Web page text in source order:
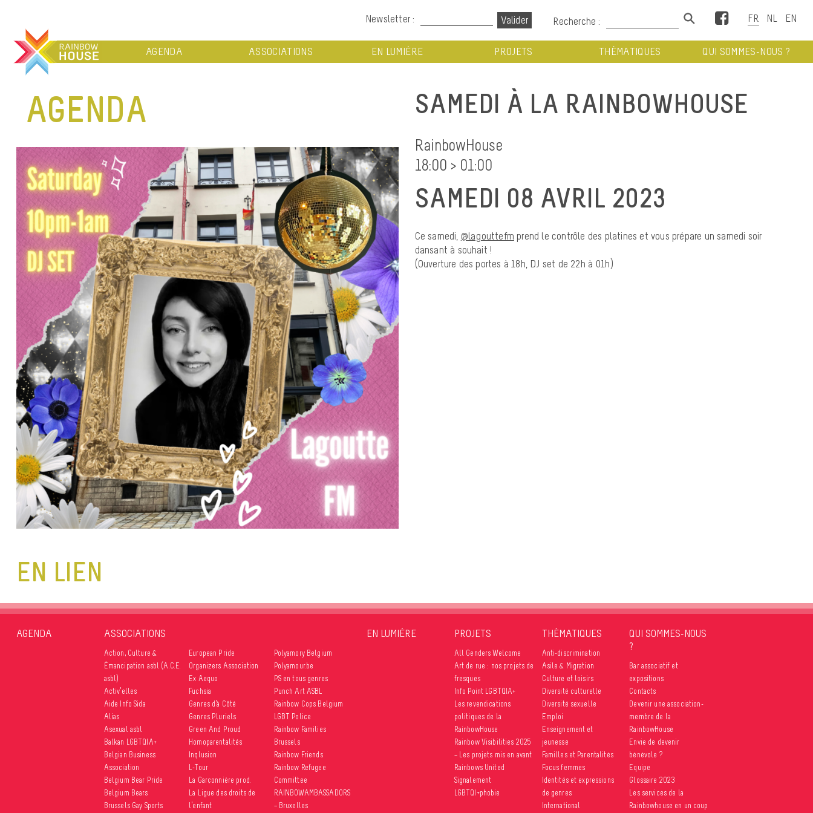
Newsletter : Recherche : Facebook
AGENDA ASSOCIATIONS EN LUMIÈRE PROJETS THÉMATIQUES QUI SOMMES-NOUS ?
AGENDA SAMEDI À LA RAINBOWHOUSE
RainbowHouse
18:00 > 01:00
SAMEDI 08 AVRIL 2023
Ce samedi, @lagouttefm prend le contrôle des platines et vous prépare un samedi soir
dansant à souhait !
(Ouverture des portes à 18h, DJ set de 22h à 01h)
EN LIEN
AGENDA ASSOCIATIONS
Action, Culture &
Émancipation asbl (A.C.E.
asbl)
Activ’elles
Aide Info Sida
Alias
Asexual asbl
Balkan LGBTQIA+
Belgian Business
Association
Belgium Bear Pride
Belgium Bears
Brussels Gay Sports
European Pride
Organizers Association
Ex Aequo
Fuchsia
Genres d’à Côté
Genres Pluriels
Green And Proud
Homoparentalités
Inqlusion
L-Tour
La Garçonnière prod.
La Ligue des droits de
l’enfant
Polyamory Belgium
Polyamour.be
PS en tous genres
Punch Art ASBL
Rainbow Cops Belgium
LGBT Police
Rainbow Families
Brussels
Rainbow Friends
Rainbow Refugee
Committee
RAINBOWAMBASSADORS
– Bruxelles
EN LUMIÈRE PROJETS
All Genders Welcome
Art de rue : nos projets de
fresques
Info Point LGBTQIA+
Les revendications
politiques de la
RainbowHouse
Rainbow Visibilities 2025
– Les projets mis en avant
Rainbows United
Signalement
LGBTQI+phobie
THÉMATIQUES
Anti-discrimination
Asile & Migration
Culture et loisirs
Diversité culturelle
Diversité sexuelle
Emploi
Enseignement et
jeunesse
Familles et Parentalités
Focus femmes
Identités et expressions
de genres
International
QUI SOMMES-NOUS
?
Bar associatif et
expositions
Contacts
Devenir une association-
membre de la
RainbowHouse
Envie de devenir
bénévole ?
Equipe
Glossaire 2023
Les services de la
Rainbowhouse en un coup